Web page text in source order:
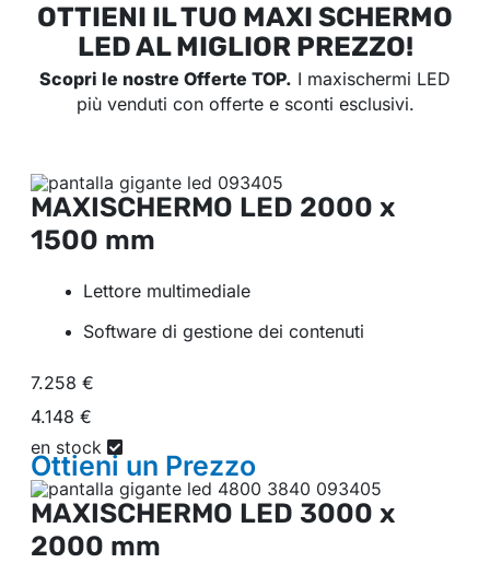
OTTIENI IL TUO MAXI SCHERMO
LED AL MIGLIOR PREZZO!
Scopri le nostre Offerte TOP. I maxischermi LED
più venduti con offerte e sconti esclusivi.
MAXISCHERMO LED 2000 x
1500 mm
Lettore multimediale
Software di gestione dei contenuti
7.258 €
4.148 €
en stock
Ottieni un Prezzo
MAXISCHERMO LED 3000 x
2000 mm